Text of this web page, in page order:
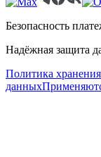
Безопасность
Надёжная защита
Политика
данных